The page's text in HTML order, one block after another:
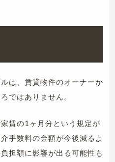
は、賃貸物件のオーナーか
ではありません。
賃の1ヶ月分という規定が
手数料の金額が今後減るよ
担額に影響が出る可能性も